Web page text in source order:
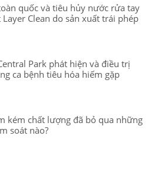
quốc và tiêu hủy nước rửa tay
Layer Clean do sản xuất trái phép
Park phát hiện và điều trị
ca bệnh tiêu hóa hiếm gặp
kém chất lượng đã bỏ qua những
soát nào?